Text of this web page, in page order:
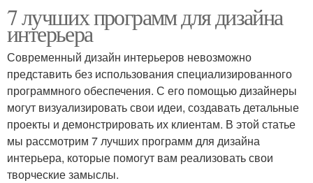
7 лучших программ для дизайна
интерьера
Современный дизайн интерьеров невозможно
представить без использования специализированного
программного обеспечения. С его помощью дизайнеры
могут визуализировать свои идеи, создавать детальные
проекты и демонстрировать их клиентам. В этой статье
мы рассмотрим 7 лучших программ для дизайна
интерьера, которые помогут вам реализовать свои
творческие замыслы.